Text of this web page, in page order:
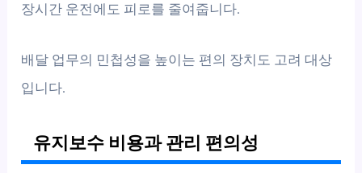
장시간 운전에도 피로를 줄여줍니다.
배달 업무의 민첩성을 높이는 편의 장치도 고려 대상
입니다.
유지보수 비용과 관리 편의성